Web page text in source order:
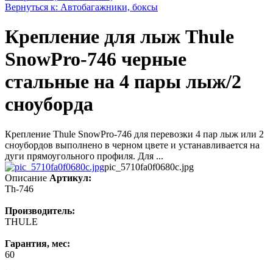
Вернуться к: Автобагажники, боксы
Крепление для лыж Thule
SnowPro-746 черные
стальные на 4 пары лыж/2
сноуборда
Крепление Thule SnowPro-746 для перевозки 4 пар лыж или 2
сноубордов выполнено в черном цвете и устанавливается на
дуги прямоугольного профиля. Для ...
pic_5710fa0f0680c.jpg
Описание Артикул:
Th-746
Производитель:
THULE
Гарантия, мес:
60